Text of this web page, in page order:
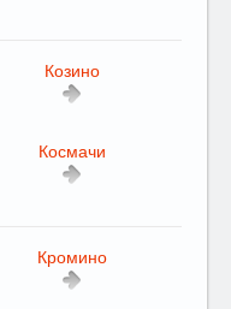
Козино
Космачи
Кромино